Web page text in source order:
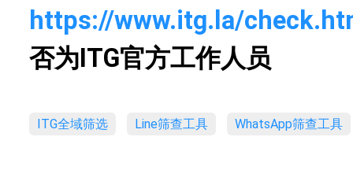
https://www.itg.la/
否为ITG官方工作人员
ITG全域筛选 Line筛查工具 WhatsApp筛查工具